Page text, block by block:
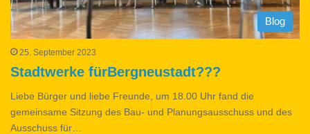
Blog
25. September 2023
Stadtwerke fürBergneustadt???
Liebe Bürger und liebe Freunde, um 18.00 Uhr fand die
gemeinsame Sitzung des Bau- und Planungsausschuss und des
Ausschuss für…